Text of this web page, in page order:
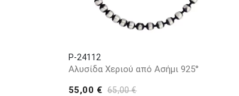
P-24112
Αλυσίδα Χεριού από Ασήμι 925°
55,00 € 65,00 €